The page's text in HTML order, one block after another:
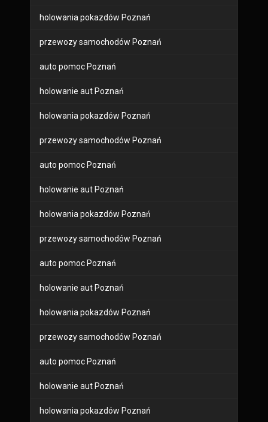
holowania pokazdów Poznań
przewozy samochodów Poznań
auto pomoc Poznań
holowanie aut Poznań
holowania pokazdów Poznań
przewozy samochodów Poznań
auto pomoc Poznań
holowanie aut Poznań
holowania pokazdów Poznań
przewozy samochodów Poznań
auto pomoc Poznań
holowanie aut Poznań
holowania pokazdów Poznań
przewozy samochodów Poznań
auto pomoc Poznań
holowanie aut Poznań
holowania pokazdów Poznań